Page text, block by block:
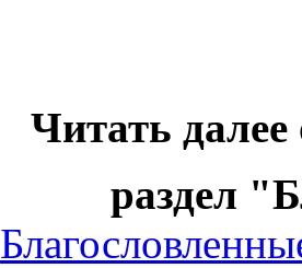
Читать далее
раздел